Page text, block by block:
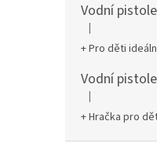
Vodní
Hodnocení
|
+ Pro děti
Hodnocení
|
+ Hračka pro